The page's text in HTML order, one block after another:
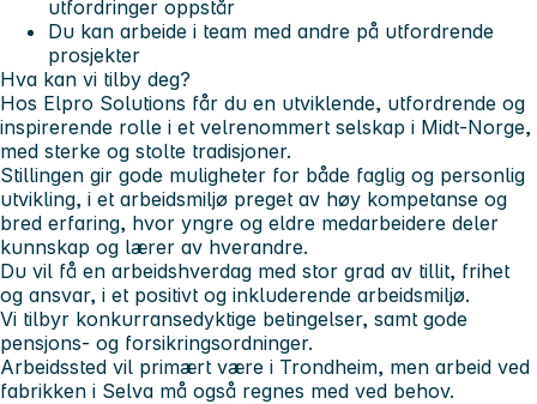
utfordringer oppstår
Du kan arbeide i team med andre på utfordrende
prosjekter
Hva kan vi tilby deg?
Hos Elpro Solutions får du en utviklende, utfordrende og
inspirerende rolle i et velrenommert selskap i Midt-Norge,
med sterke og stolte tradisjoner.
Stillingen gir gode muligheter for både faglig og personlig
utvikling, i et arbeidsmiljø preget av høy kompetanse og
bred erfaring, hvor yngre og eldre medarbeidere deler
kunnskap og lærer av hverandre.
Du vil få en arbeidshverdag med stor grad av tillit, frihet
og ansvar, i et positivt og inkluderende arbeidsmiljø.
Vi tilbyr konkurransedyktige betingelser, samt gode
pensjons- og forsikringsordninger.
Arbeidssted vil primært være i Trondheim, men arbeid ved
fabrikken i Selva må også regnes med ved behov.